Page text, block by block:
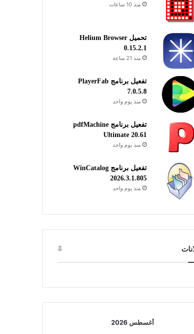
منذ 10 ساعات
تحميل Helium Browser
0.15.2.1
منذ 21 ساعة
تفعيل برنامج PlayerFab
7.0.5.8
منذ يوم واحد
تفعيل برنامج pdfMachine
Ultimate 20.61
منذ يوم واحد
تفعيل برنامج WinCatalog
2026.3.1.805
منذ يوم واحد
أغسطس 2026